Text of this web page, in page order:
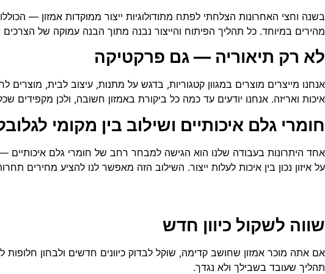
מהירים במיוחד. כל תהליך הפיתוח והייצור נבנה מתוך הבנה עמוקה של
לא רק תיאוריה — גם פרקטיקה
אנחנו מייצרים מוצרים במגוון קטגוריות, בדגש על מתנות, עיצוב לבית, מוצרים
איכות ואריזה. אנחנו יודעים עד כמה כל ביקורת באמזון חשובה, ולכן
חומרי גלם איכותיים ושילוב בין מקומי
אחד היתרונות בעבודה שלנו הוא הגישה למבחר רחב של חומרי גלם
על איזון נכון בין איכות לעלות ייצור. השילוב הזה מאפשר לנו להציע מחירים
שווה לשקול כיוון חדש
תהליך שעובד בשבילך ולא נגדך.